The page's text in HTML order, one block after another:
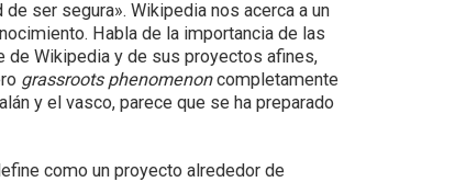
ser segura». Wikipedia nos acerca a un
Habla de la importancia de las
de Wikipedia y de sus proyectos afines,
grassroots phenomenoncompletamente
y el vasco, parece que se ha preparado
como un proyecto alrededor de